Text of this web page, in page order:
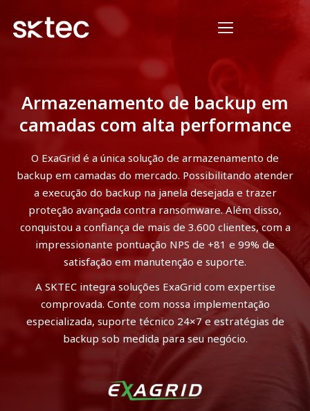
Armazenamento de backup em
camadas com alta performance
O ExaGrid é a única solução de armazenamento de
backup em camadas do mercado. Possibilitando atender
a execução do backup na janela desejada e trazer
proteção avançada contra ransomware. Além disso,
conquistou a confiança de mais de 3.600 clientes, com a
impressionante pontuação NPS de +81 e 99% de
satisfação em manutenção e suporte.
A SKTEC integra soluções ExaGrid com expertise
comprovada. Conte com nossa implementação
especializada, suporte técnico 24×7 e estratégias de
backup sob medida para seu negócio.